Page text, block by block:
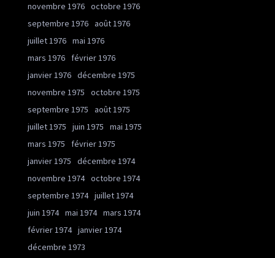
novembre 1976 octobre 1976
septembre 1976 août 1976
juillet 1976 mai 1976
mars 1976
février 1976
janvier 1976 décembre 1975
novembre 1975
octobre 1975
septembre 1975
août 1975
juillet 1975
juin 1975
mai 1975
mars 1975
février 1975
janvier 1975
décembre 1974
novembre 1974 octobre 1974
septembre 1974 juillet 1974
juin 1974 mai 1974 mars 1974
février 1974 janvier 1974
décembre 1973